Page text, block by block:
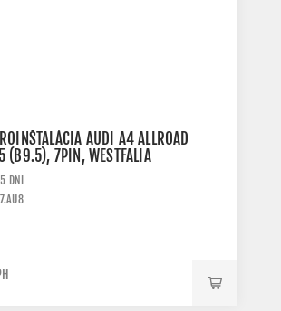
AUDI A4 ALLROAD
7PIN, WESTFALIA
DNI